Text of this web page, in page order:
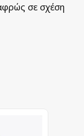
σε σχέση